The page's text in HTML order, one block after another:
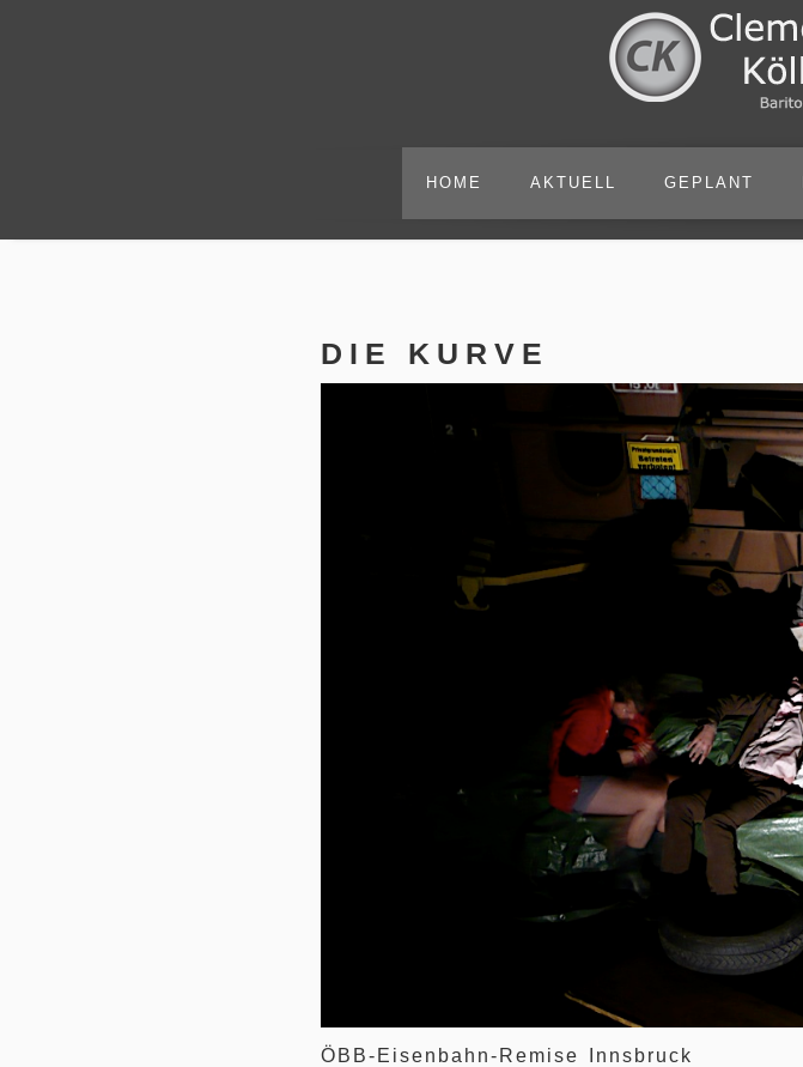
HOME AKTUELL GEPLANT
DIE KURVE
ÖBB-Eisenbahn-Remise Innsbruck